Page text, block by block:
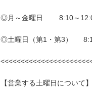
◎月～金曜日 8:10～
◎土曜日（第1・第3）
【営業する土曜日について】